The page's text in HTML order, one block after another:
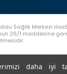
daha iyi
Sağlık Merkezi
26/1 maddesine